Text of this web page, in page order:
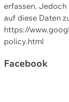
erfassen.
auf diese Daten
https://
policy.html
Facebook